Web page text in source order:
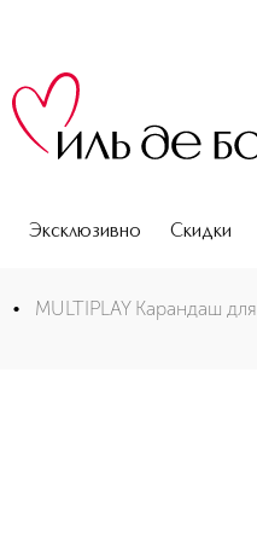
Эксклюзивно Скидки
• MULTIPLAY Карандаш